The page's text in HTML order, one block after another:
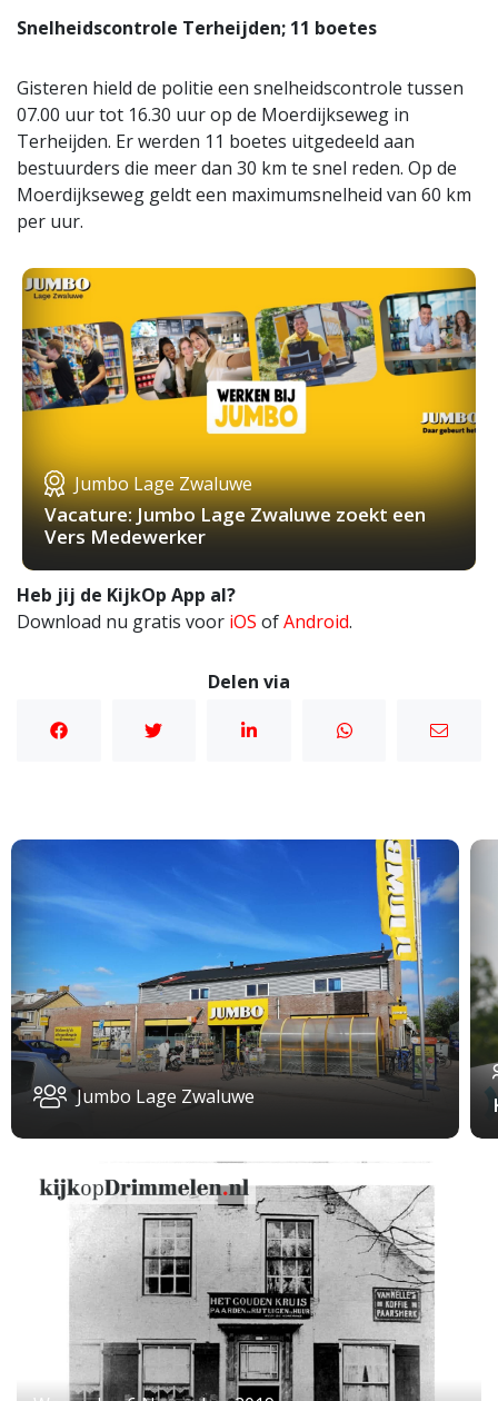
Snelheidscontrole Terheijden; 11 boetes
Gisteren hield de politie een snelheidscontrole tussen
07.00 uur tot 16.30 uur op de Moerdijkseweg in
Terheijden. Er werden 11 boetes uitgedeeld aan
bestuurders die meer dan 30 km te snel reden. Op de
Moerdijkseweg geldt een maximumsnelheid van 60 km
per uur.
Jumbo Lage Zwaluwe
Vacature: Jumbo Lage Zwaluwe zoekt een
Vers Medewerker
Heb jij de KijkOp App al?
Download nu gratis voor iOS ofAndroid.
Delen via
Jumbo Lage Zwaluwe